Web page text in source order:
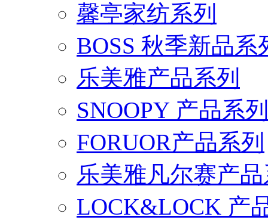
馨亭家纺系列
BOSS 秋季新品系
乐美雅产品系列
SNOOPY 产品系列
FORUOR产品系列
乐美雅凡尔赛产
LOCK&LOCK 产